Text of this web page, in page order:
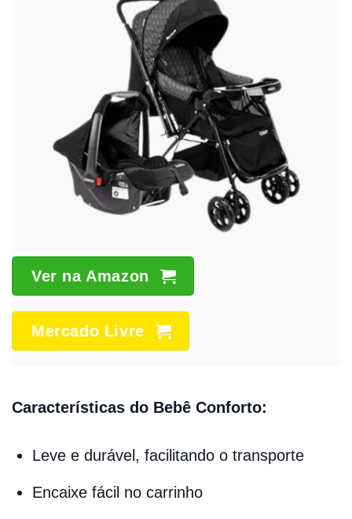
Ver na Amazon
Mercado Livre
Características do Bebê Conforto:
Leve e durável, facilitando o transporte
Encaixe fácil no carrinho